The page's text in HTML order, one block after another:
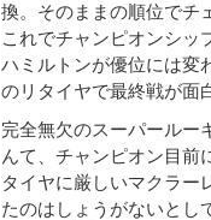
換。そのままの順位でチ
これでチャンピオンシッ
ハミルトンが優位には変
のリタイヤで最終戦が面
完全無欠のスーパールー
んて、チャンピオン目前
タイヤに厳しいマクラー
たのはしょうがないとし